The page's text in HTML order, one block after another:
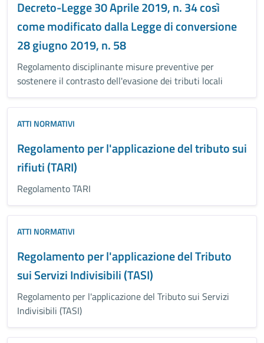
Decreto-Legge 30 Aprile 2019, n. 34 così
come modificato dalla Legge di conversione
28 giugno 2019, n. 58
Regolamento disciplinante misure preventive per
sostenere il contrasto dell'evasione dei tributi locali
ATTI NORMATIVI
Regolamento per l'applicazione del tributo sui
rifiuti (TARI)
Regolamento TARI
ATTI NORMATIVI
Regolamento per l'applicazione del Tributo
sui Servizi Indivisibili (TASI)
Regolamento per l'applicazione del Tributo sui Servizi
Indivisibili (TASI)